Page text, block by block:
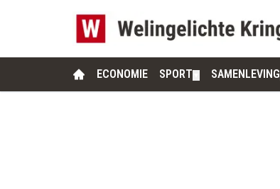
ECONOMIE SPORT SAMENLEVING